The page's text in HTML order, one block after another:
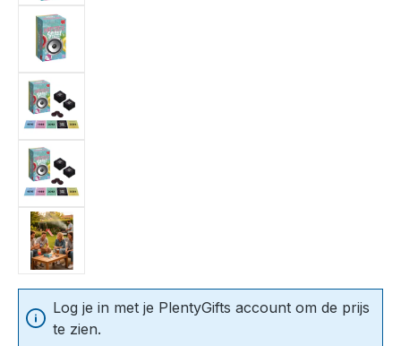
Log je in met je PlentyGifts account om de prijs
te zien.